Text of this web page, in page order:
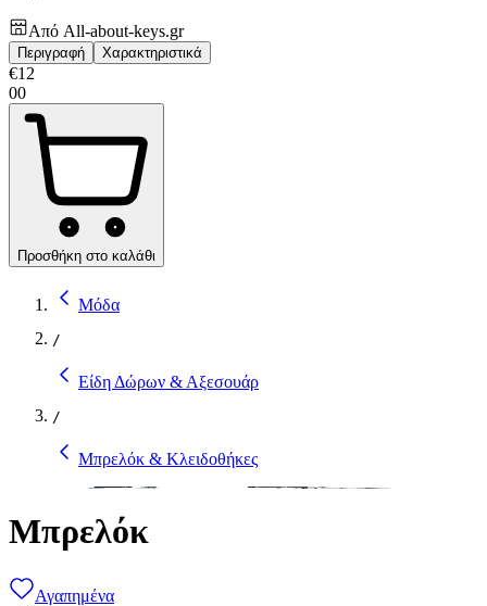
Από All-about-keys.gr
Περιγραφή Χαρακτηριστικά
€12
00
Προσθήκη στο καλάθι
Μόδα
/
Είδη Δώρων & Αξεσουάρ
/
Μπρελόκ & Κλειδοθήκες
Μπρελόκ
Αγαπημένα